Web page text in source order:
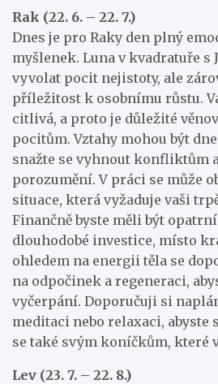
Rak (22. 6. – 22. 7.)
Dnes je pro Raky den plný
myšlenek. Luna v kvadratuře s
vyvolat pocit nejistoty, ale
příležitost k osobnímu růstu.
citlivá, a proto je důležité
pocitům. Vztahy mohou být
snažte se vyhnout konfliktům
porozumění. V práci se může
situace, která vyžaduje vaši
Finančně byste měli být
dlouhodobé investice, místo
ohledem na energii těla se
na odpočinek a regeneraci,
vyčerpání. Doporučuji si
meditaci nebo relaxaci, abyste
se také svým koníčkům, které
Lev (23. 7. – 22. 8.)